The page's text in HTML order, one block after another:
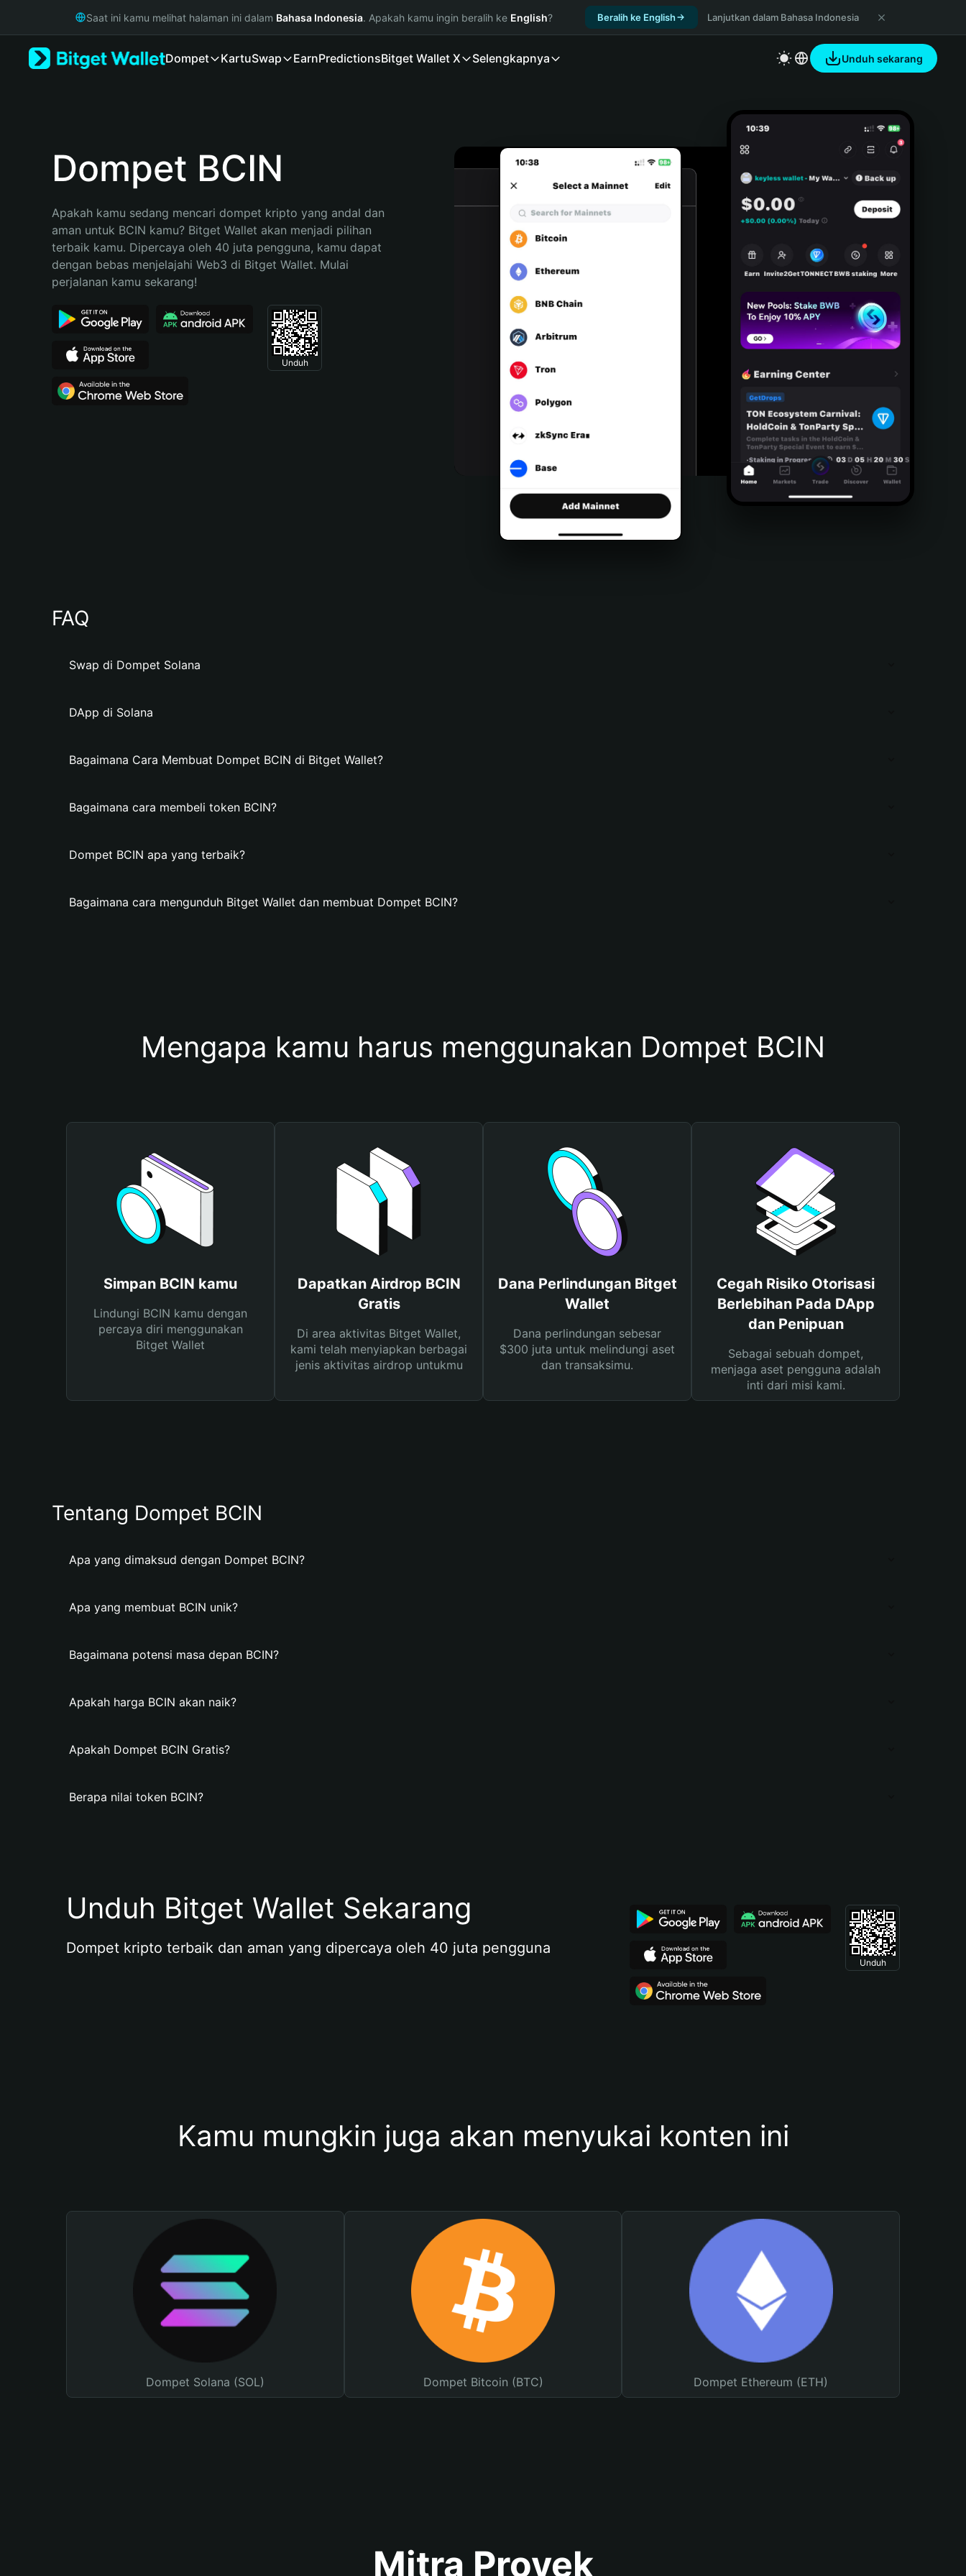
Русский
Bahasa Indonesia
Español (Argentina)
Saat ini kamu melihat halaman ini dalam Bahasa Indonesia. Apakah kamu ingin beralih ke English? Beralih ke English Lanjutkan dalam Bahasa Indonesia
Dompet KartuSwap EarnPredictionsBitget Wallet X Selengkapnya Unduh sekarang
Dompet BCIN
Apakah kamu sedang mencari dompet kripto yang andal dan
aman untuk BCIN kamu? Bitget Wallet akan menjadi pilihan
terbaik kamu. Dipercaya oleh 40 juta pengguna, kamu dapat
dengan bebas menjelajahi Web3 di Bitget Wallet. Mulai
perjalanan kamu sekarang!
Unduh
FAQ
Swap di Dompet Solana
DApp di Solana
Bagaimana Cara Membuat Dompet BCIN di Bitget Wallet?
Bagaimana cara membeli token BCIN?
Dompet BCIN apa yang terbaik?
Bagaimana cara mengunduh Bitget Wallet dan membuat Dompet BCIN?
Mengapa kamu harus menggunakan Dompet BCIN
Simpan BCIN kamu
Lindungi BCIN kamu dengan
percaya diri menggunakan
Bitget Wallet
Dapatkan Airdrop BCIN
Gratis
Di area aktivitas Bitget Wallet,
kami telah menyiapkan berbagai
jenis aktivitas airdrop untukmu
Dana Perlindungan Bitget
Wallet
Dana perlindungan sebesar
$300 juta untuk melindungi aset
dan transaksimu.
Cegah Risiko Otorisasi
Berlebihan Pada DApp
dan Penipuan
Sebagai sebuah dompet,
menjaga aset pengguna adalah
inti dari misi kami.
Tentang Dompet BCIN
Apa yang dimaksud dengan Dompet BCIN?
Apa yang membuat BCIN unik?
Bagaimana potensi masa depan BCIN?
Apakah harga BCIN akan naik?
Apakah Dompet BCIN Gratis?
Berapa nilai token BCIN?
Unduh Bitget Wallet Sekarang
Dompet kripto terbaik dan aman yang dipercaya oleh 40 juta pengguna
Unduh
Kamu mungkin juga akan menyukai konten ini
Dompet Solana (SOL) Dompet Bitcoin (BTC) Dompet Ethereum (ETH)
Mitra Proyek